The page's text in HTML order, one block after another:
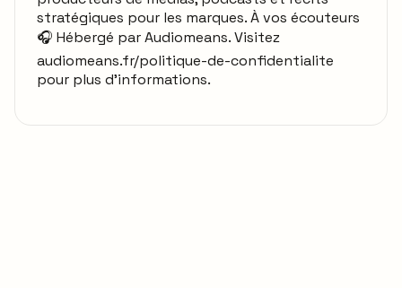
stratégiques pour les marques. À vos écouteurs
🎧 Hébergé par Audiomeans. Visitez
audiomeans.fr/politique-de-confidentialite
pour plus d'informations.